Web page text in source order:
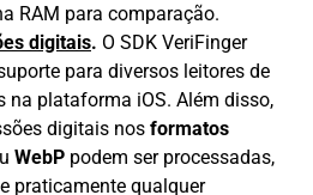
RAM para comparação.
digitais. O SDK VeriFinger
para diversos leitores de
na plataforma iOS. Além disso,
digitais nos formatos
WebP podem ser processadas,
praticamente qualquer